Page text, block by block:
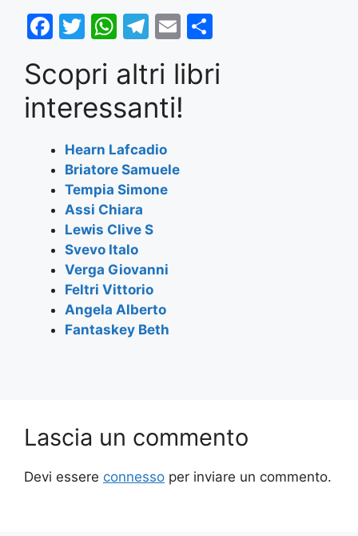
F
c
e
b
o
o
k
T
itt
er
W
at
s
A
p
p
T
e
gr
a
m
E
ai
l
ar
Scopri altri libri
interessanti!
Hearn Lafcadio
Briatore Samuele
Tempia Simone
Assi Chiara
Lewis Clive S
Svevo Italo
Verga Giovanni
Feltri Vittorio
Angela Alberto
Fantaskey Beth
Lascia un commento
Devi essere connesso per inviare un commento.